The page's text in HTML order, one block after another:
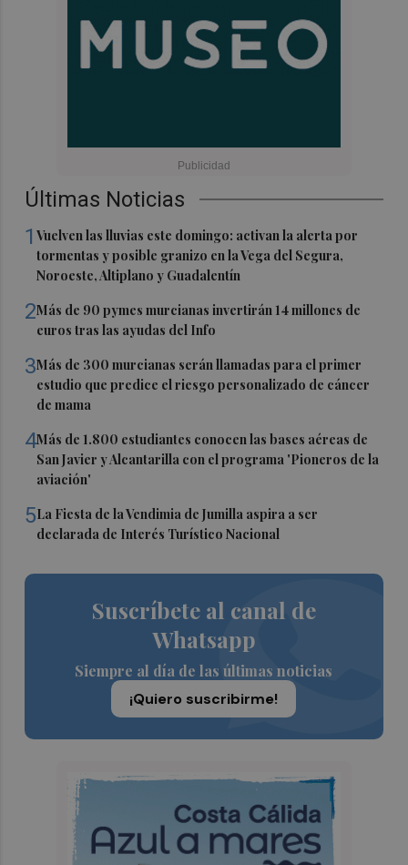
Últimas Noticias
1Vuelven las lluvias este domingo: activan la alerta por
tormentas y posible granizo en la Vega del Segura,
Noroeste, Altiplano y Guadalentín
2Más de 90 pymes murcianas invertirán 14 millones de
euros tras las ayudas del Info
3Más de 300 murcianas serán llamadas para el primer
estudio que predice el riesgo personalizado de cáncer
de mama
4Más de 1.800 estudiantes conocen las bases aéreas de
San Javier y Alcantarilla con el programa 'Pioneros de la
aviación'
5La Fiesta de la Vendimia de Jumilla aspira a ser
declarada de Interés Turístico Nacional
Suscríbete al canal de
Whatsapp
Siempre al día de las últimas noticias
¡Quiero suscribirme!